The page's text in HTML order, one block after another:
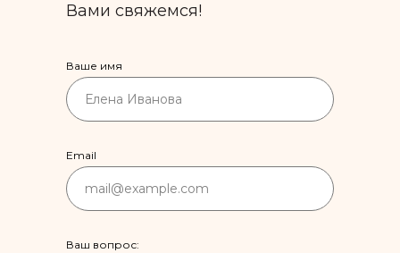
Вами свяжемся!
Ваше имя
Email
Ваш вопрос: